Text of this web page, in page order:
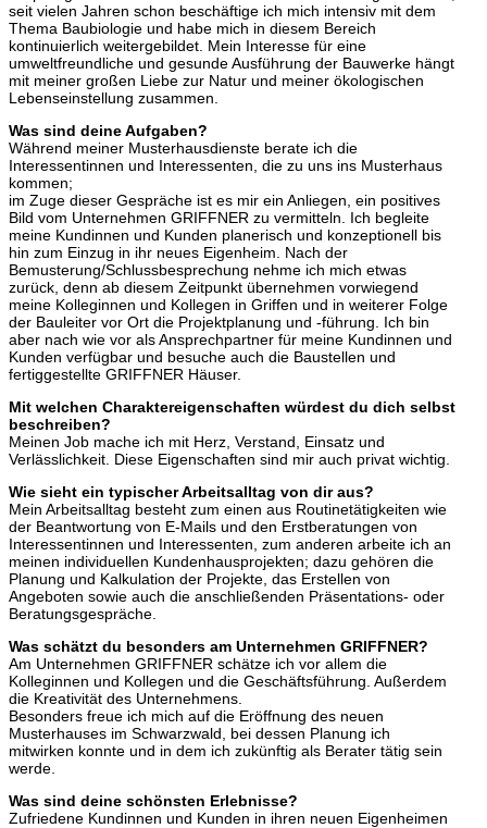
seit vielen Jahren schon beschäftige ich mich intensiv mit dem
Thema Baubiologie und habe mich in diesem Bereich
kontinuierlich weitergebildet. Mein Interesse für eine
umweltfreundliche und gesunde Ausführung der Bauwerke hängt
mit meiner großen Liebe zur Natur und meiner ökologischen
Lebenseinstellung zusammen.
Was sind deine Aufgaben?
Während meiner Musterhausdienste berate ich die
Interessentinnen und Interessenten, die zu uns ins Musterhaus
kommen;
im Zuge dieser Gespräche ist es mir ein Anliegen, ein positives
Bild vom Unternehmen GRIFFNER zu vermitteln. Ich begleite
meine Kundinnen und Kunden planerisch und konzeptionell bis
hin zum Einzug in ihr neues Eigenheim. Nach der
Bemusterung/Schlussbesprechung nehme ich mich etwas
zurück, denn ab diesem Zeitpunkt übernehmen vorwiegend
meine Kolleginnen und Kollegen in Griffen und in weiterer Folge
der Bauleiter vor Ort die Projektplanung und -führung. Ich bin
aber nach wie vor als Ansprechpartner für meine Kundinnen und
Kunden verfügbar und besuche auch die Baustellen und
fertiggestellte GRIFFNER Häuser.
Mit welchen Charaktereigenschaften würdest du dich selbst
beschreiben?
Meinen Job mache ich mit Herz, Verstand, Einsatz und
Verlässlichkeit. Diese Eigenschaften sind mir auch privat wichtig.
Wie sieht ein typischer Arbeitsalltag von dir aus?
Mein Arbeitsalltag besteht zum einen aus Routinetätigkeiten wie
der Beantwortung von E-Mails und den Erstberatungen von
Interessentinnen und Interessenten, zum anderen arbeite ich an
meinen individuellen Kundenhausprojekten; dazu gehören die
Planung und Kalkulation der Projekte, das Erstellen von
Angeboten sowie auch die anschließenden Präsentations- oder
Beratungsgespräche.
Was schätzt du besonders am Unternehmen GRIFFNER?
Am Unternehmen GRIFFNER schätze ich vor allem die
Kolleginnen und Kollegen und die Geschäftsführung. Außerdem
die Kreativität des Unternehmens.
Besonders freue ich mich auf die Eröffnung des neuen
Musterhauses im Schwarzwald, bei dessen Planung ich
mitwirken konnte und in dem ich zukünftig als Berater tätig sein
werde.
Was sind deine schönsten Erlebnisse?
Zufriedene Kundinnen und Kunden in ihren neuen Eigenheimen